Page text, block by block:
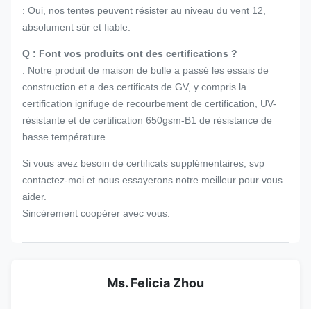
: Oui, nos tentes peuvent résister au niveau du vent 12,
absolument sûr et fiable.
Q : Font vos produits ont des certifications ?
: Notre produit de maison de bulle a passé les essais de
construction et a des certificats de GV, y compris la
certification ignifuge de recourbement de certification, UV-
résistante et de certification 650gsm-B1 de résistance de
basse température.
Si vous avez besoin de certificats supplémentaires, svp
contactez-moi et nous essayerons notre meilleur pour vous
aider.
Sincèrement coopérer avec vous.
Ms. Felicia Zhou